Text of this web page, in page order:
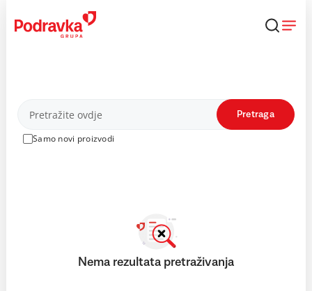
content
Proizvodi
Samo novi proizvodi
Pretraga
Nema rezultata pretraživanja